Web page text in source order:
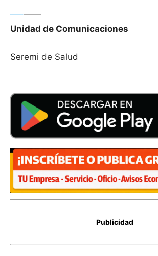
—–——
Unidad de Comunicaciones
Seremi de Salud
Publicidad